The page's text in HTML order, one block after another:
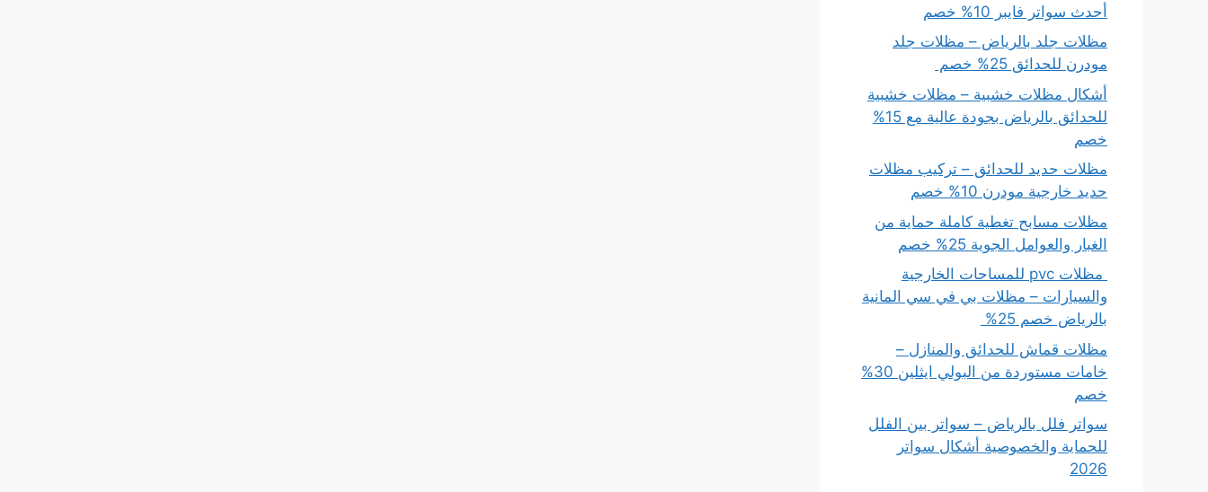
أحدث سواتر فايبر 10% خصم
مظلات جلد بالرياض – مظلات جلد
مودرن للحدائق 25% خصم
أشكال مظلات خشبية – مظلات خشبية
للحدائق بالرياض بجودة عالية مع 15%
خصم
مظلات حديد للحدائق – تركيب مظلات
حديد خارجية مودرن 10% خصم
مظلات مسابح تغطية كاملة حماية من
الغبار والعوامل الجوية 25% خصم
مظلات pvc للمساحات الخارجية
والسيارات – مظلات بي في سي المانية
بالرياض خصم 25%
مظلات قماش للحدائق والمنازل –
خامات مستوردة من البولي ايثلين 30%
خصم
سواتر فلل بالرياض – سواتر بين الفلل
للحماية والخصوصية أشكال سواتر
2026